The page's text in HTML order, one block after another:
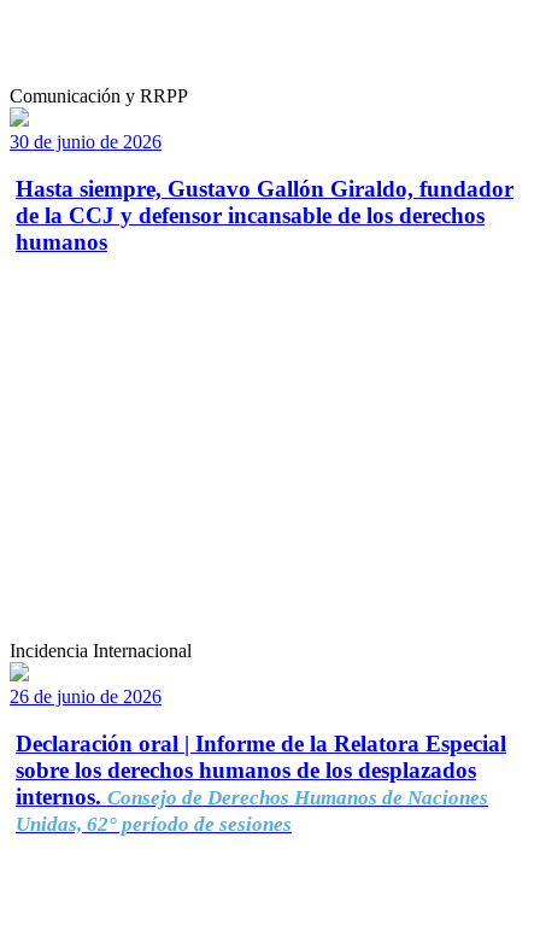
Comunicación y RRPP
30 de junio de 2026
Hasta siempre, Gustavo Gallón Giraldo, fundador
de la CCJ y defensor incansable de los derechos
humanos
Incidencia Internacional
26 de junio de 2026
Declaración oral | Informe de la Relatora Especial
sobre los derechos humanos de los desplazados
internos. Consejo de Derechos Humanos de Naciones
Unidas, 62° período de sesiones